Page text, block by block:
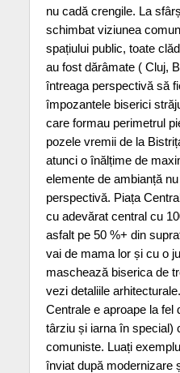
nu cadă crengile. La
schimbat viziunea
spațiului public, toate
au fost dărâmate ( Cluj,
întreaga perspectivă să
împozantele biserici
care formau perimetrul
pozele vremii de la
atunci o înălțime de
elemente de ambianță
perspectivă. Piața
cu adevărat central cu
asfalt pe 50 %+ din
vai de mama lor și cu o
maschează biserica de
vezi detaliile
Centrale e aproape la fel
târziu și iarna în special)
comuniste. Luați
înviat după modernizare